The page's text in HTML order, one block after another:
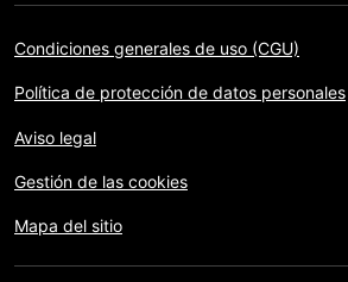
Condiciones generales de uso (CGU)
Política de protección de datos personales
Aviso legal
Gestión de las cookies
Mapa del sitio